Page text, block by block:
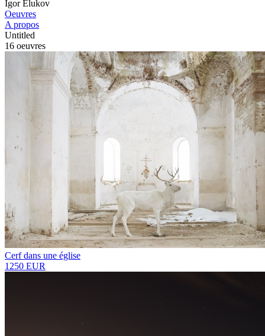
Igor Elukov
Oeuvres
A propos
Untitled
16 oeuvres
Cerf dans une église
1250 EUR